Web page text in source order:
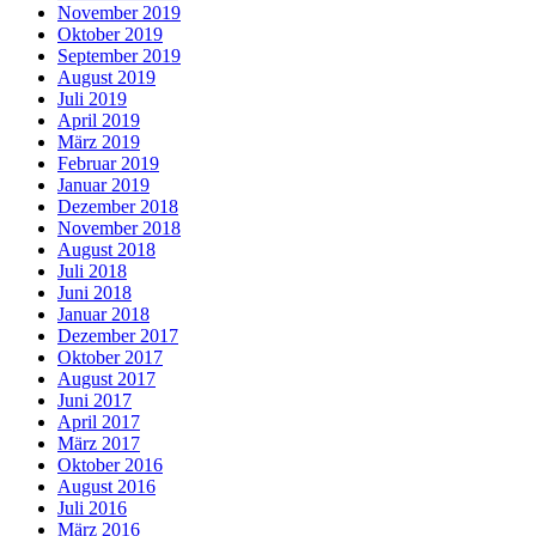
November 2019
Oktober 2019
September 2019
August 2019
Juli 2019
April 2019
März 2019
Februar 2019
Januar 2019
Dezember 2018
November 2018
August 2018
Juli 2018
Juni 2018
Januar 2018
Dezember 2017
Oktober 2017
August 2017
Juni 2017
April 2017
März 2017
Oktober 2016
August 2016
Juli 2016
März 2016